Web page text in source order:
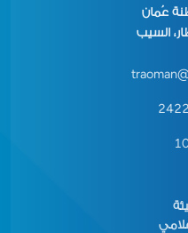
عُمان
السيب